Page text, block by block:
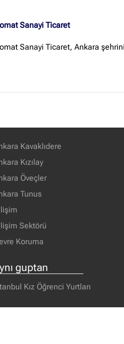
Sanayi Ticaret
Sanayi Ticaret, Ankara
Kavaklıdere
Kızılay
Öveçler
Tunus
Sektörü
Koruma
guptan
Kız Öğrenci Yurtları